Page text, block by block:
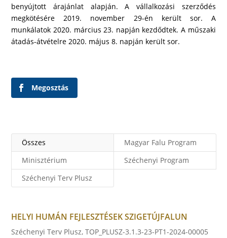
benyújtott árajánlat alapján. A vállalkozási szerződés
megkötésére 2019. november 29-én került sor. A
munkálatok 2020. március 23. napján kezdődtek. A műszaki
átadás-átvételre 2020. május 8. napján került sor.
Megosztás
Összes
Magyar Falu Program
Minisztérium
Széchenyi Program
Széchenyi Terv Plusz
HELYI HUMÁN FEJLESZTÉSEK SZIGETÚJFALUN
Széchenyi Terv Plusz,TOP_PLUSZ-3.1.3-23-PT1-2024-00005